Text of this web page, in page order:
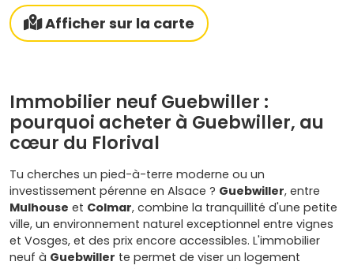
Afficher sur la carte
Immobilier neuf Guebwiller :
pourquoi acheter à Guebwiller, au
cœur du Florival
Tu cherches un pied-à-terre moderne ou un
investissement pérenne en Alsace ? Guebwiller, entre
Mulhouse et Colmar, combine la tranquillité d'une petite
ville, un environnement naturel exceptionnel entre vignes
et Vosges, et des prix encore accessibles. L'immobilier
neuf à Guebwiller te permet de viser un logement